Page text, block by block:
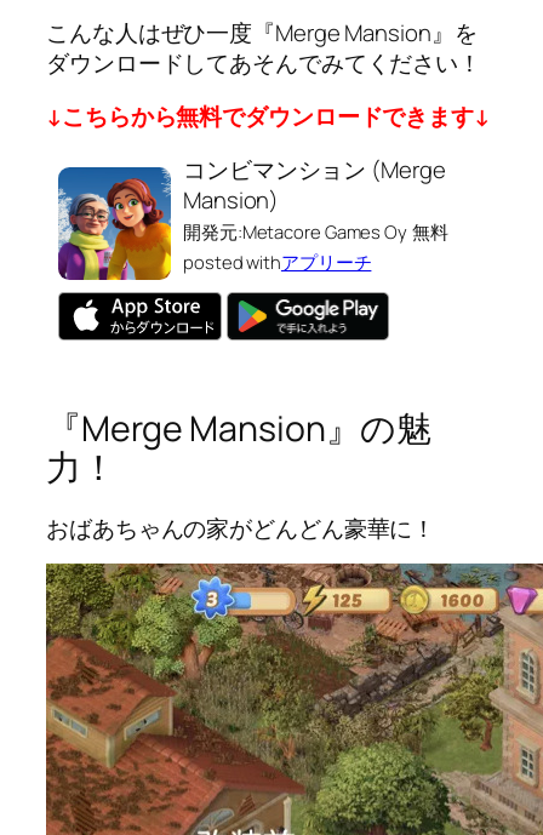
こんな人はぜひ一度『Merge Mansion』を
ダウンロードしてあそんでみてください！
↓こちらから無料でダウンロードできます↓
コンビマンション (Merge
Mansion)
開発元:Metacore Games Oy 無料
posted withアプリーチ
『Merge Mansion』の魅
力！
おばあちゃんの家がどんどん豪華に！